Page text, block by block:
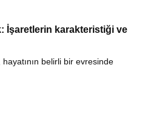
İşaretlerin karakteristiği ve
belirli bir evresinde